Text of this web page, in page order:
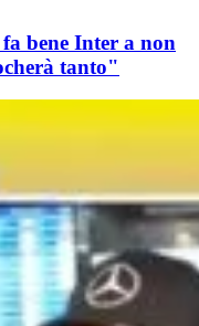
bene Inter a non
tanto"